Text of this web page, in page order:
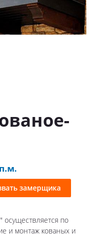
замерщика
осуществляется по
и монтаж кованых и